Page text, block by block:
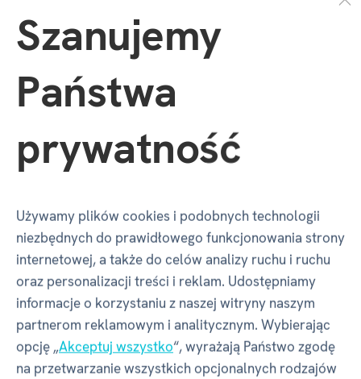
Waga
Czy masz doświadczenie z tym towarem?
Napisz recenzję, aby pomóc innym wybrać.
Przejrzyj zasady
NAPISZ RECENZJĘ
Szanujemy
Państwa
prywatność
Używamy plików cookies i podobnych technologii
niezbędnych do prawidłowego funkcjonowania strony
internetowej, a także do celów analizy ruchu i ruchu
oraz personalizacji treści i reklam. Udostępniamy
informacje o korzystaniu z naszej witryny naszym
partnerom reklamowym i analitycznym. Wybierając
opcję „Akceptuj wszystko“, wyrażają Państwo zgodę
na przetwarzanie wszystkich opcjonalnych rodzajów